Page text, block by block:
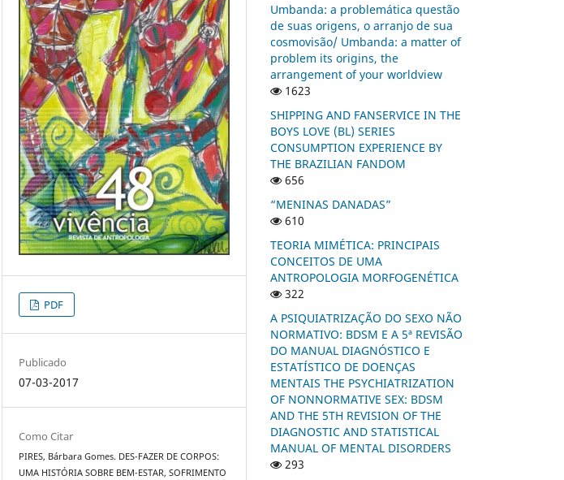
PDF
Publicado
07-03-2017
Como Citar
PIRES, Bárbara Gomes. DES-FAZER DE CORPOS:
UMA HISTÓRIA SOBRE BEM-ESTAR, SOFRIMENTO
Umbanda: a problemática questão
de suas origens, o arranjo de sua
cosmovisão/ Umbanda: a matter of
problem its origins, the
arrangement of your worldview
1623
SHIPPING AND FANSERVICE IN THE
BOYS LOVE (BL) SERIES
CONSUMPTION EXPERIENCE BY
THE BRAZILIAN FANDOM
656
“MENINAS DANADAS”
610
TEORIA MIMÉTICA: PRINCIPAIS
CONCEITOS DE UMA
ANTROPOLOGIA MORFOGENÉTICA
322
A PSIQUIATRIZAÇÃO DO SEXO NÃO
NORMATIVO: BDSM E A 5ª REVISÃO
DO MANUAL DIAGNÓSTICO E
ESTATÍSTICO DE DOENÇAS
MENTAIS THE PSYCHIATRIZATION
OF NONNORMATIVE SEX: BDSM
AND THE 5TH REVISION OF THE
DIAGNOSTIC AND STATISTICAL
MANUAL OF MENTAL DISORDERS
293